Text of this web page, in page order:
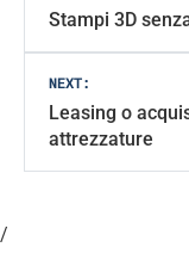
navigation
Stampi 3D
NEXT:
Leasing o
attrezzature
/